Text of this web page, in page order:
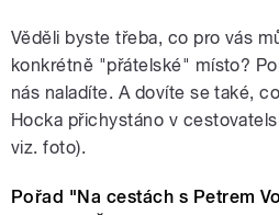
Věděli byste třeba, co pro vás
konkrétně "přátelské" místo?
nás naladíte. A dovíte se také,
Hocka přichystáno v
viz. foto).
Pořad "Na cestách s Petrem